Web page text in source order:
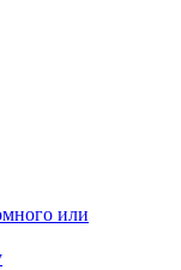
или